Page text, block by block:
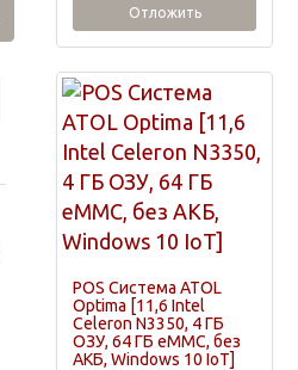
Отложить
POS Система ATOL
Optima [11,6 Intel
Celeron N3350, 4 ГБ
ОЗУ, 64 ГБ eMMC, без
АКБ, Windows 10 IoT]